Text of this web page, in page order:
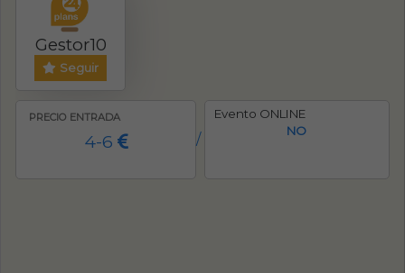
Gestor10
Seguir
PRECIO ENTRADA
4-6 /
Evento ONLINE
NO